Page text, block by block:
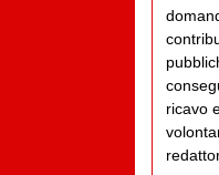
ricavo